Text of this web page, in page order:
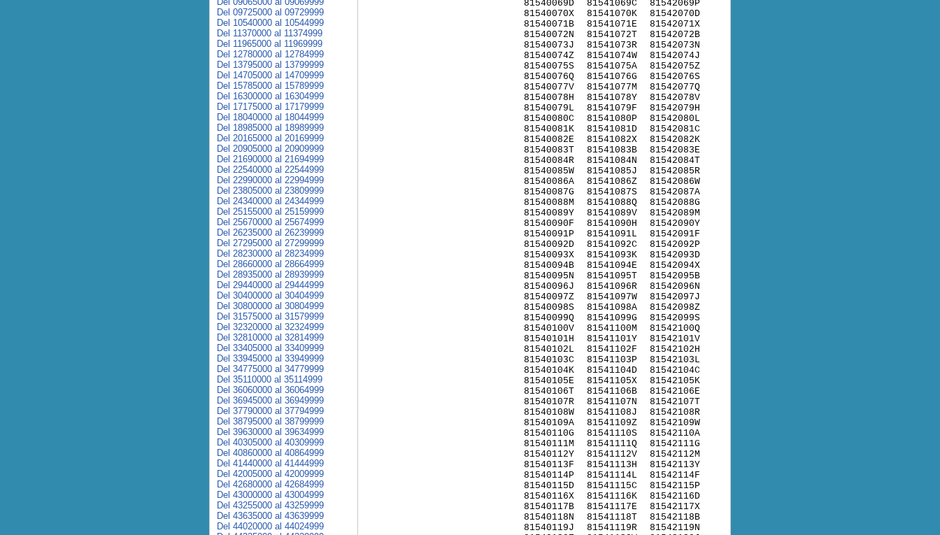
81540069D
81540070X
81540071B
81540072N
81540073J
81540074Z
81540075S
81540076Q
81540077V
81540078H
81540079L
81540080C
81540081K
81540082E
81540083T
81540084R
81540085W
81540086A
81540087G
81540088M
81540089Y
81540090F
81540091P
81540092D
81540093X
81540094B
81540095N
81540096J
81540097Z
81540098S
81540099Q
81540100V
81540101H
81540102L
81540103C
81540104K
81540105E
81540106T
81540107R
81540108W
81540109A
81540110G
81540111M
81540112Y
81540113F
81540114P
81540115D
81540116X
81540117B
81540118N
81540119J
81541069C
81541070K
81541071E
81541072T
81541073R
81541074W
81541075A
81541076G
81541077M
81541078Y
81541079F
81541080P
81541081D
81541082X
81541083B
81541084N
81541085J
81541086Z
81541087S
81541088Q
81541089V
81541090H
81541091L
81541092C
81541093K
81541094E
81541095T
81541096R
81541097W
81541098A
81541099G
81541100M
81541101Y
81541102F
81541103P
81541104D
81541105X
81541106B
81541107N
81541108J
81541109Z
81541110S
81541111Q
81541112V
81541113H
81541114L
81541115C
81541116K
81541117E
81541118T
81541119R
81542069P
81542070D
81542071X
81542072B
81542073N
81542074J
81542075Z
81542076S
81542077Q
81542078V
81542079H
81542080L
81542081C
81542082K
81542083E
81542084T
81542085R
81542086W
81542087A
81542088G
81542089M
81542090Y
81542091F
81542092P
81542093D
81542094X
81542095B
81542096N
81542097J
81542098Z
81542099S
81542100Q
81542101V
81542102H
81542103L
81542104C
81542105K
81542106E
81542107T
81542108R
81542109W
81542110A
81542111G
81542112M
81542113Y
81542114F
81542115P
81542116D
81542117X
81542118B
81542119N
Del 09725000 al 09729999
Del 10540000 al 10544999
Del 11370000 al 11374999
Del 11965000 al 11969999
Del 12780000 al 12784999
Del 13795000 al 13799999
Del 14705000 al 14709999
Del 15785000 al 15789999
Del 16300000 al 16304999
Del 17175000 al 17179999
Del 18040000 al 18044999
Del 18985000 al 18989999
Del 20165000 al 20169999
Del 20905000 al 20909999
Del 21690000 al 21694999
Del 22540000 al 22544999
Del 22990000 al 22994999
Del 23805000 al 23809999
Del 24340000 al 24344999
Del 25155000 al 25159999
Del 25670000 al 25674999
Del 26235000 al 26239999
Del 27295000 al 27299999
Del 28230000 al 28234999
Del 28660000 al 28664999
Del 28935000 al 28939999
Del 29440000 al 29444999
Del 30400000 al 30404999
Del 30800000 al 30804999
Del 31575000 al 31579999
Del 32320000 al 32324999
Del 32810000 al 32814999
Del 33405000 al 33409999
Del 33945000 al 33949999
Del 34775000 al 34779999
Del 35110000 al 35114999
Del 36060000 al 36064999
Del 36945000 al 36949999
Del 37790000 al 37794999
Del 38795000 al 38799999
Del 39630000 al 39634999
Del 40305000 al 40309999
Del 40860000 al 40864999
Del 41440000 al 41444999
Del 42005000 al 42009999
Del 42680000 al 42684999
Del 43000000 al 43004999
Del 43255000 al 43259999
Del 43635000 al 43639999
Del 44020000 al 44024999